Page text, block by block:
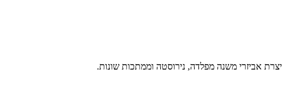
אביזרי משנה מפלדה, נירוסטה וממתכות שונות.